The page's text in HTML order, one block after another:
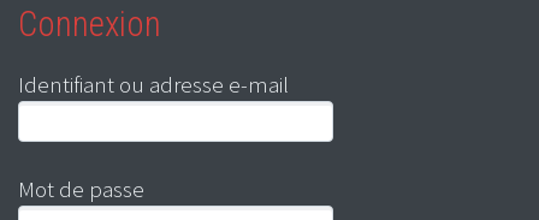
Connexion
Identifiant ou adresse e-mail
Mot de passe